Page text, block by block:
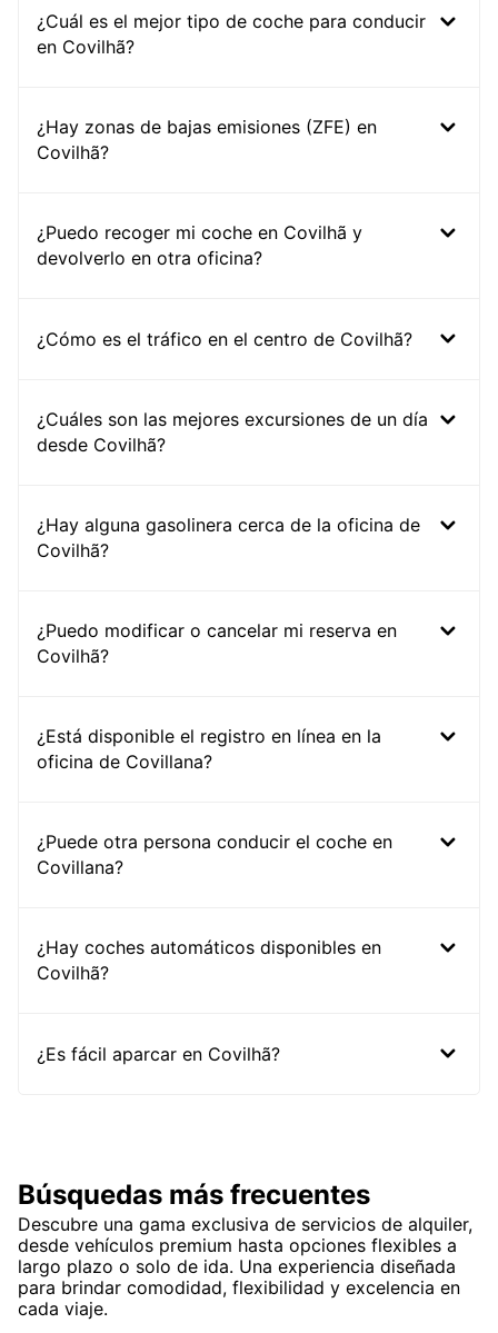
¿Cuál es el mejor tipo de coche para conducir
en Covilhã?
¿Hay zonas de bajas emisiones (ZFE) en
Covilhã?
¿Puedo recoger mi coche en Covilhã y
devolverlo en otra oficina?
¿Cómo es el tráfico en el centro de Covilhã?
¿Cuáles son las mejores excursiones de un día
desde Covilhã?
¿Hay alguna gasolinera cerca de la oficina de
Covilhã?
¿Puedo modificar o cancelar mi reserva en
Covilhã?
¿Está disponible el registro en línea en la
oficina de Covillana?
¿Puede otra persona conducir el coche en
Covillana?
¿Hay coches automáticos disponibles en
Covilhã?
¿Es fácil aparcar en Covilhã?
Búsquedas más frecuentes
Descubre una gama exclusiva de servicios de alquiler,
desde vehículos premium hasta opciones flexibles a
largo plazo o solo de ida. Una experiencia diseñada
para brindar comodidad, flexibilidad y excelencia en
cada viaje.